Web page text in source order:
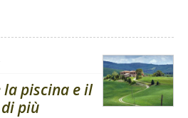
piscina e il
più